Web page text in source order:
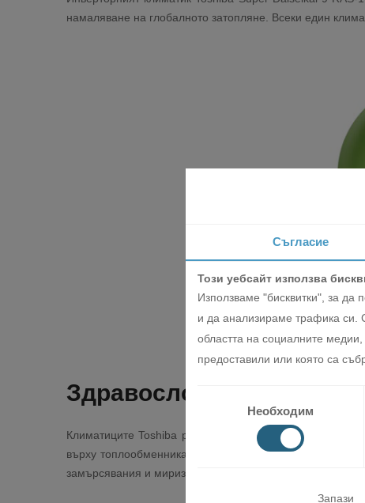
намаляване на глобалното затопляне. Всеки един
Здравословна среда
Климатиците Toshiba разполагат със специално
върху топлообменника и турбината и предотвратява
замърсявания и миризми само с вода.
Съгласие
Този уебсайт използва
Използваме "бисквитки", за
и да анализираме трафика си.
областта на социалните
предоставили или която са
Необходим
Запази